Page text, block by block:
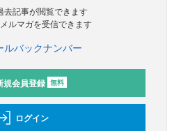
去記事が閲覧できます
ルマガを受信できます
ルバックナンバー
規会員登録 無料
ログイン